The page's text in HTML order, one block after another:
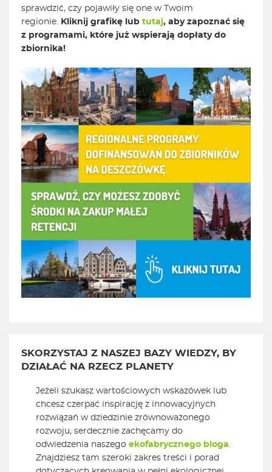
sprawdzić, czy pojawiły się one w Twoim
regionie.
Kliknij grafikę lub tutaj, aby zapoznać się
z programami, które już wspierają dopłaty do
zbiornika!
SKORZYSTAJ Z NASZEJ BAZY WIEDZY, BY
DZIAŁAĆ NA RZECZ PLANETY
Jeżeli szukasz wartościowych wskazówek lub
chcesz czerpać inspirację z innowacyjnych
rozwiązań w dziedzinie zrównoważonego
rozwoju, serdecznie zachęcamy do
odwiedzenia naszego ekofabrycznego bloga
Znajdziesz tam szeroki zakres treści i porad